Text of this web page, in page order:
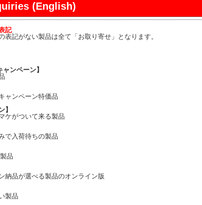
(English)
記
表記がない製品は全て「お取り寄せ」となります。
ンペーン】
ャンペーン特価品
】
ケがついて来る製品
で入荷待ちの製品
品
納品が選べる製品のオンライン版
製品